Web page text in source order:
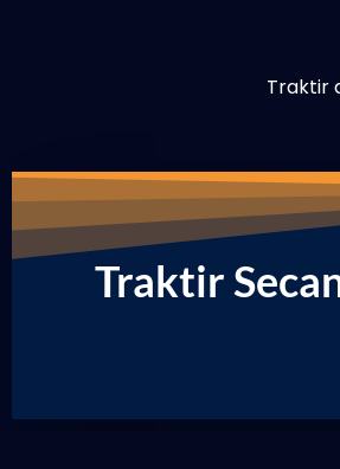
Traktir
Traktir